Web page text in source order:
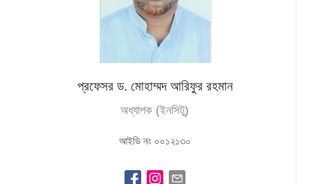
প্রফেসর ড. মোহাম্মদ আরিফুর রহমান
অধ্যাপক (ইনসিটু)
আইডি নং ০০১২১৩০